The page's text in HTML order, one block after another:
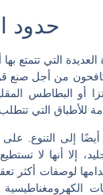
حدود
التي تتمتع
من أجل صنع
أو البطاطس
إلى التنوع.
إلا أنها لا
لوصفات أكثر
الكهرومغناطيسية